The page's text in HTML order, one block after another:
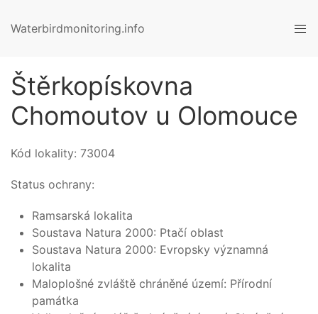
Waterbirdmonitoring.info
Štěrkopískovna
Chomoutov u Olomouce
Kód lokality: 73004
Status ochrany:
Ramsarská lokalita
Soustava Natura 2000: Ptačí oblast
Soustava Natura 2000: Evropsky významná
lokalita
Maloplošné zvláště chráněné území: Přírodní
památka